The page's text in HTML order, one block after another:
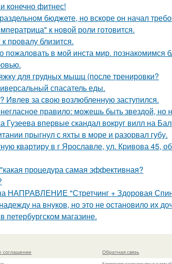
конечно фитнес!
бюджете, но вскоре он начал
к новой роли готовится.
провалу близится.
пожаловать в мой инста мир.
для грудных мышц (после тренировки?
спасатель еды.
Ивлев за свою возлюбленную заступился.
негласное правило: можешь быть звездой, но
Гузеева впервые скандал вокруг вилл на
прыгнул с яхты в море и разорвал губу.
квартиру в г Ярославле, ул. Кривова 45,
процедура самая эффективная?
НАПРАВЛЕНИЕ "Стретчинг + Здоровая
на внуков, но это не остановило их
петербургском магазине.
соглашение
Обратная связь